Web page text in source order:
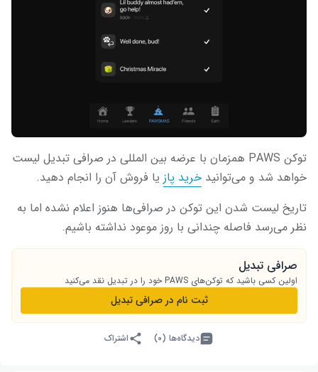
توکن PAWS همزمان با عرضه بین المللی در صرافی تبدیل لیست
خواهد شد و می‌توانید خرید پاز یا فروش آن را انجام دهید.
تاریخ لیست شدن این توکن در صرافی‌ها هنوز اعلام نشده اما به
نظر می‌رسد فاصله چندانی با روز موعود نداشته باشیم.
صرافی تبدیل
اولین کسی باشید که توکن‌های PAWS خود را در تبدیل نقد می‌کنید
ثبت نام در صرافی تبدیل
دیدگاه‌ها (۰) اشتراک